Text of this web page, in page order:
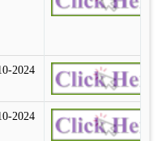
2024
2024